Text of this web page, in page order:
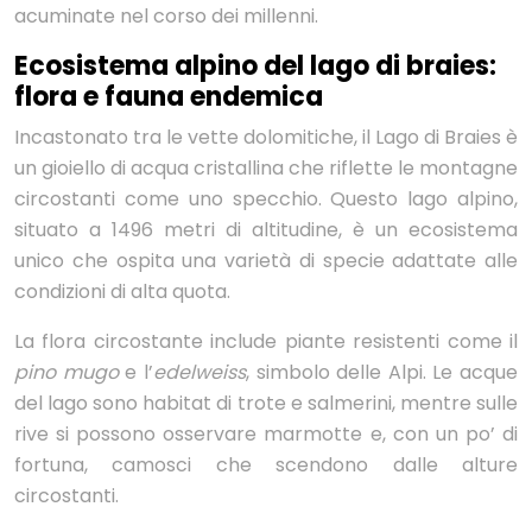
acuminate nel corso dei millenni.
Ecosistema alpino del lago di braies:
flora e fauna endemica
Incastonato tra le vette dolomitiche, il Lago di Braies è
un gioiello di acqua cristallina che riflette le montagne
circostanti come uno specchio. Questo lago alpino,
situato a 1496 metri di altitudine, è un ecosistema
unico che ospita una varietà di specie adattate alle
condizioni di alta quota.
La flora circostante include piante resistenti come il
pino mugoe l’edelweiss, simbolo delle Alpi. Le acque
del lago sono habitat di trote e salmerini, mentre sulle
rive si possono osservare marmotte e, con un po’ di
fortuna, camosci che scendono dalle alture
circostanti.